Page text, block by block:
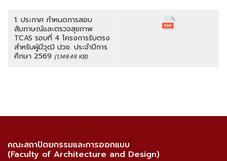
1. ประกาศ กำหนดการสอบ
สัมภาษณ์และตรวจสุขภาพ
TCAS รอบที่ 4 โครงการรับตรง
สำหรับผู้มีวุฒิ ปวช. ประจำปีการ
ศึกษา 2569 (1,149.49 KB)
คณะสถาปัตยกรรมและการออกแบบ
(Faculty of Architecture and Design)